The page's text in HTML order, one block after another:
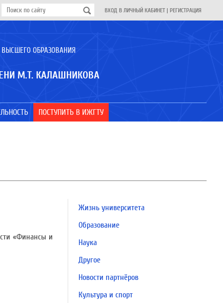
ВХОД В ЛИЧНЫЙ КАБИНЕТ | РЕГИСТРАЦИЯ
ОБРАЗОВАНИЯ
М.Т. КАЛАШНИКОВА
ПОСТУПИТЬ В ИЖГТУ
«Финансы и
Жизнь университета
Образование
Наука
Другое
Новости партнёров
Культура и спорт